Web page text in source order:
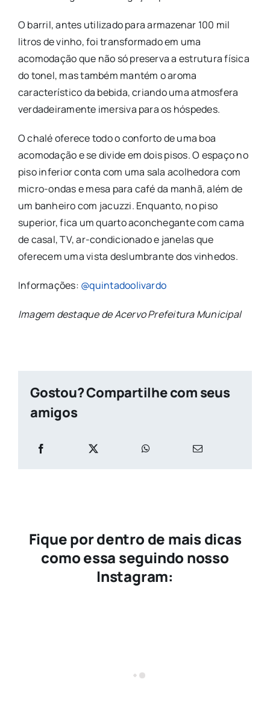
O barril, antes utilizado para armazenar 100 mil
litros de vinho, foi transformado em uma
acomodação que não só preserva a estrutura física
do tonel, mas também mantém o aroma
característico da bebida, criando uma atmosfera
verdadeiramente imersiva para os hóspedes.
O chalé oferece todo o conforto de uma boa
acomodação e se divide em dois pisos. O espaço no
piso inferior conta com uma sala acolhedora com
micro-ondas e mesa para café da manhã, além de
um banheiro com jacuzzi. Enquanto, no piso
superior, fica um quarto aconchegante com cama
de casal, TV, ar-condicionado e janelas que
oferecem uma vista deslumbrante dos vinhedos.
Informações: @quintadoolivardo
Imagem destaque de Acervo Prefeitura Municipal
Gostou? Compartilhe com seus
amigos
Fique por dentro de mais dicas
como essa seguindo nosso
Instagram: